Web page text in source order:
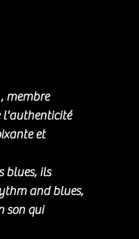
membre
l'authenticité
et
blues, ils
and blues,
son qui